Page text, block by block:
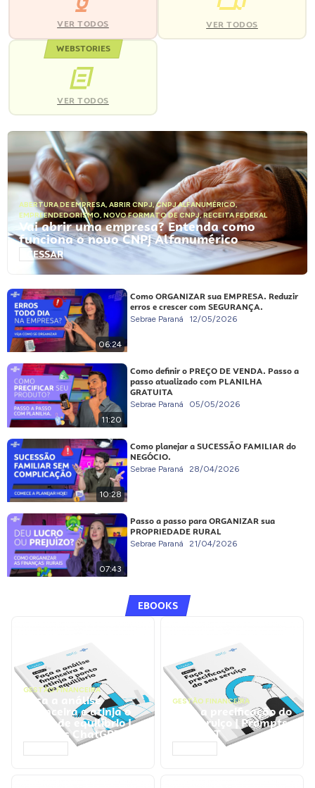
VER TODOS VER TODOS
WEBSTORIES
VER TODOS
ABERTURA DE EMPRESA, ABRIR CNPJ,CNPJ ALFANUMÉRICO,
EMPREENDEDORISMO, NOVO FORMATO DE CNPJ,RECEITA FEDERAL
Vai abrir uma empresa? Entenda como
funciona o novo CNPJ Alfanumérico
ACESSAR
06:24
Como ORGANIZAR sua EMPRESA. Reduzir
erros e crescer com SEGURANÇA.
Sebrae Paraná 12/05/2026
11:20
Como definir o PREÇO DE VENDA. Passo a
passo atualizado com PLANILHA
GRATUITA
Sebrae Paraná 05/05/2026
10:28
Como planejar a SUCESSÃO FAMILIAR do
NEGÓCIO.
Sebrae Paraná 28/04/2026
07:43
Passo a passo para ORGANIZAR sua
PROPRIEDADE RURAL
Sebrae Paraná 21/04/2026
EBOOKS
GESTÃO FINANCEIRA
Faça a análise
financeira e atinja o
ponto de equilíbrio |
Prompts ChatGPT
GESTÃO FINANCEIRA
Faça a precificação do
seu serviço | Prompts
ChatGPT